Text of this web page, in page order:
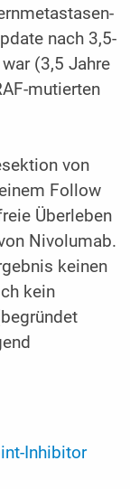
nach 3,5-
(3,5 Jahre
mutierten
von
Follow
Überleben
Nivolumab.
keinen
kein
Inhibitor